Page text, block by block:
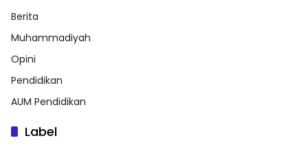
Berita
Muhammadiyah
Opini
Pendidikan
AUM Pendidikan
Label